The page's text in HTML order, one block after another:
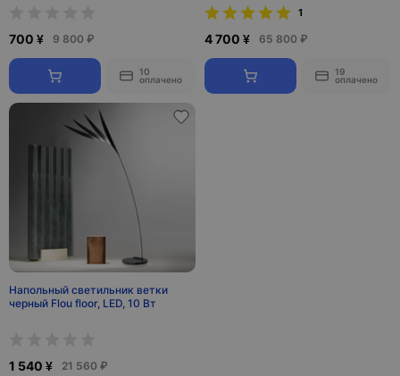
700 ¥ 9 800 ₽
10
оплачено
светильник
1
4 700 ¥ 65 800 ₽
19
оплачено
Напольный светильник ветки
черный Flou floor, LED, 10 Вт
1 540 ¥ 21 560 ₽